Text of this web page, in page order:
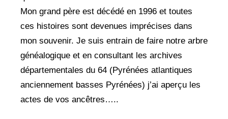
Mon grand père est décédé en 1996 et toutes
ces histoires sont devenues imprécises dans
mon souvenir. Je suis entrain de faire notre arbre
généalogique et en consultant les archives
départementales du 64 (Pyrénées atlantiques
anciennement basses Pyrénées) j’ai aperçu les
actes de vos ancêtres…..